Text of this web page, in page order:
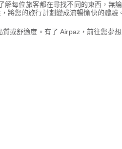
每位旅客都在尋找不同的東西，無
將您的旅行計劃變成流暢愉快的體驗。
或舒適度。有了 Airpaz，前往您夢